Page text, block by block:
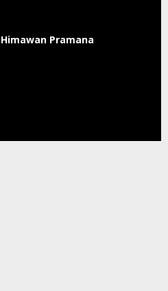
Pramana